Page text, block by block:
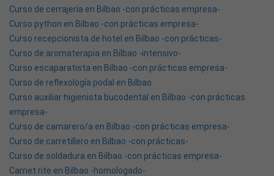
Curso de cerrajería en Bilbao -con prácticas empresa-
Curso python en Bilbao -con prácticas empresa-
Curso recepcionista de hotel en Bilbao -con prácticas-
Curso de aromaterapia en Bilbao -intensivo-
Curso escaparatista en Bilbao -con prácticas empresa-
Curso de reflexología podal en Bilbao
Curso auxiliar higienista bucodental en Bilbao -con prácticas
empresa-
Curso de camarero/a en Bilbao -con prácticas empresa-
Curso de carretillero en Bilbao -con prácticas-
Curso de soldadura en Bilbao -con prácticas empresa-
Carnet rite en Bilbao -homologado-